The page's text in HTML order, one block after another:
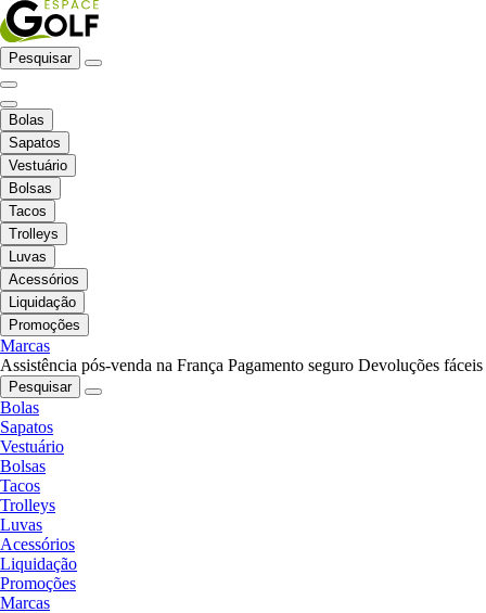
Pesquisar
Bolas
Sapatos
Vestuário
Bolsas
Tacos
Trolleys
Luvas
Acessórios
Liquidação
Promoções
Marcas
Assistência pós-venda na França Pagamento seguro Devoluções fáceis
Pesquisar
Bolas
Sapatos
Vestuário
Bolsas
Tacos
Trolleys
Luvas
Acessórios
Liquidação
Promoções
Marcas